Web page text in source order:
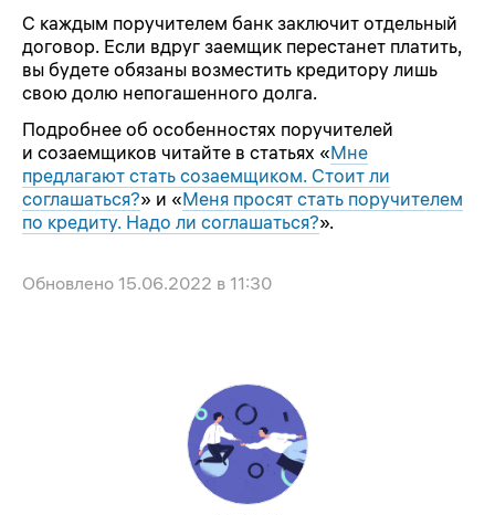
С каждым поручителем банк заключит отдельный
договор. Если вдруг заемщик перестанет платить,
вы будете обязаны возместить кредитору лишь
свою долю непогашенного долга.
Подробнее об особенностях поручителей
и созаемщиков читайте в статьях «Мне
предлагают стать созаемщиком. Стоит ли
соглашаться?» и «Меня просят стать поручителем
по кредиту. Надо ли соглашаться?».
Обновлено 15.06.2022 в 11:30